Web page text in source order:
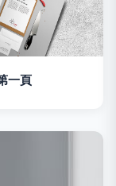
一頁